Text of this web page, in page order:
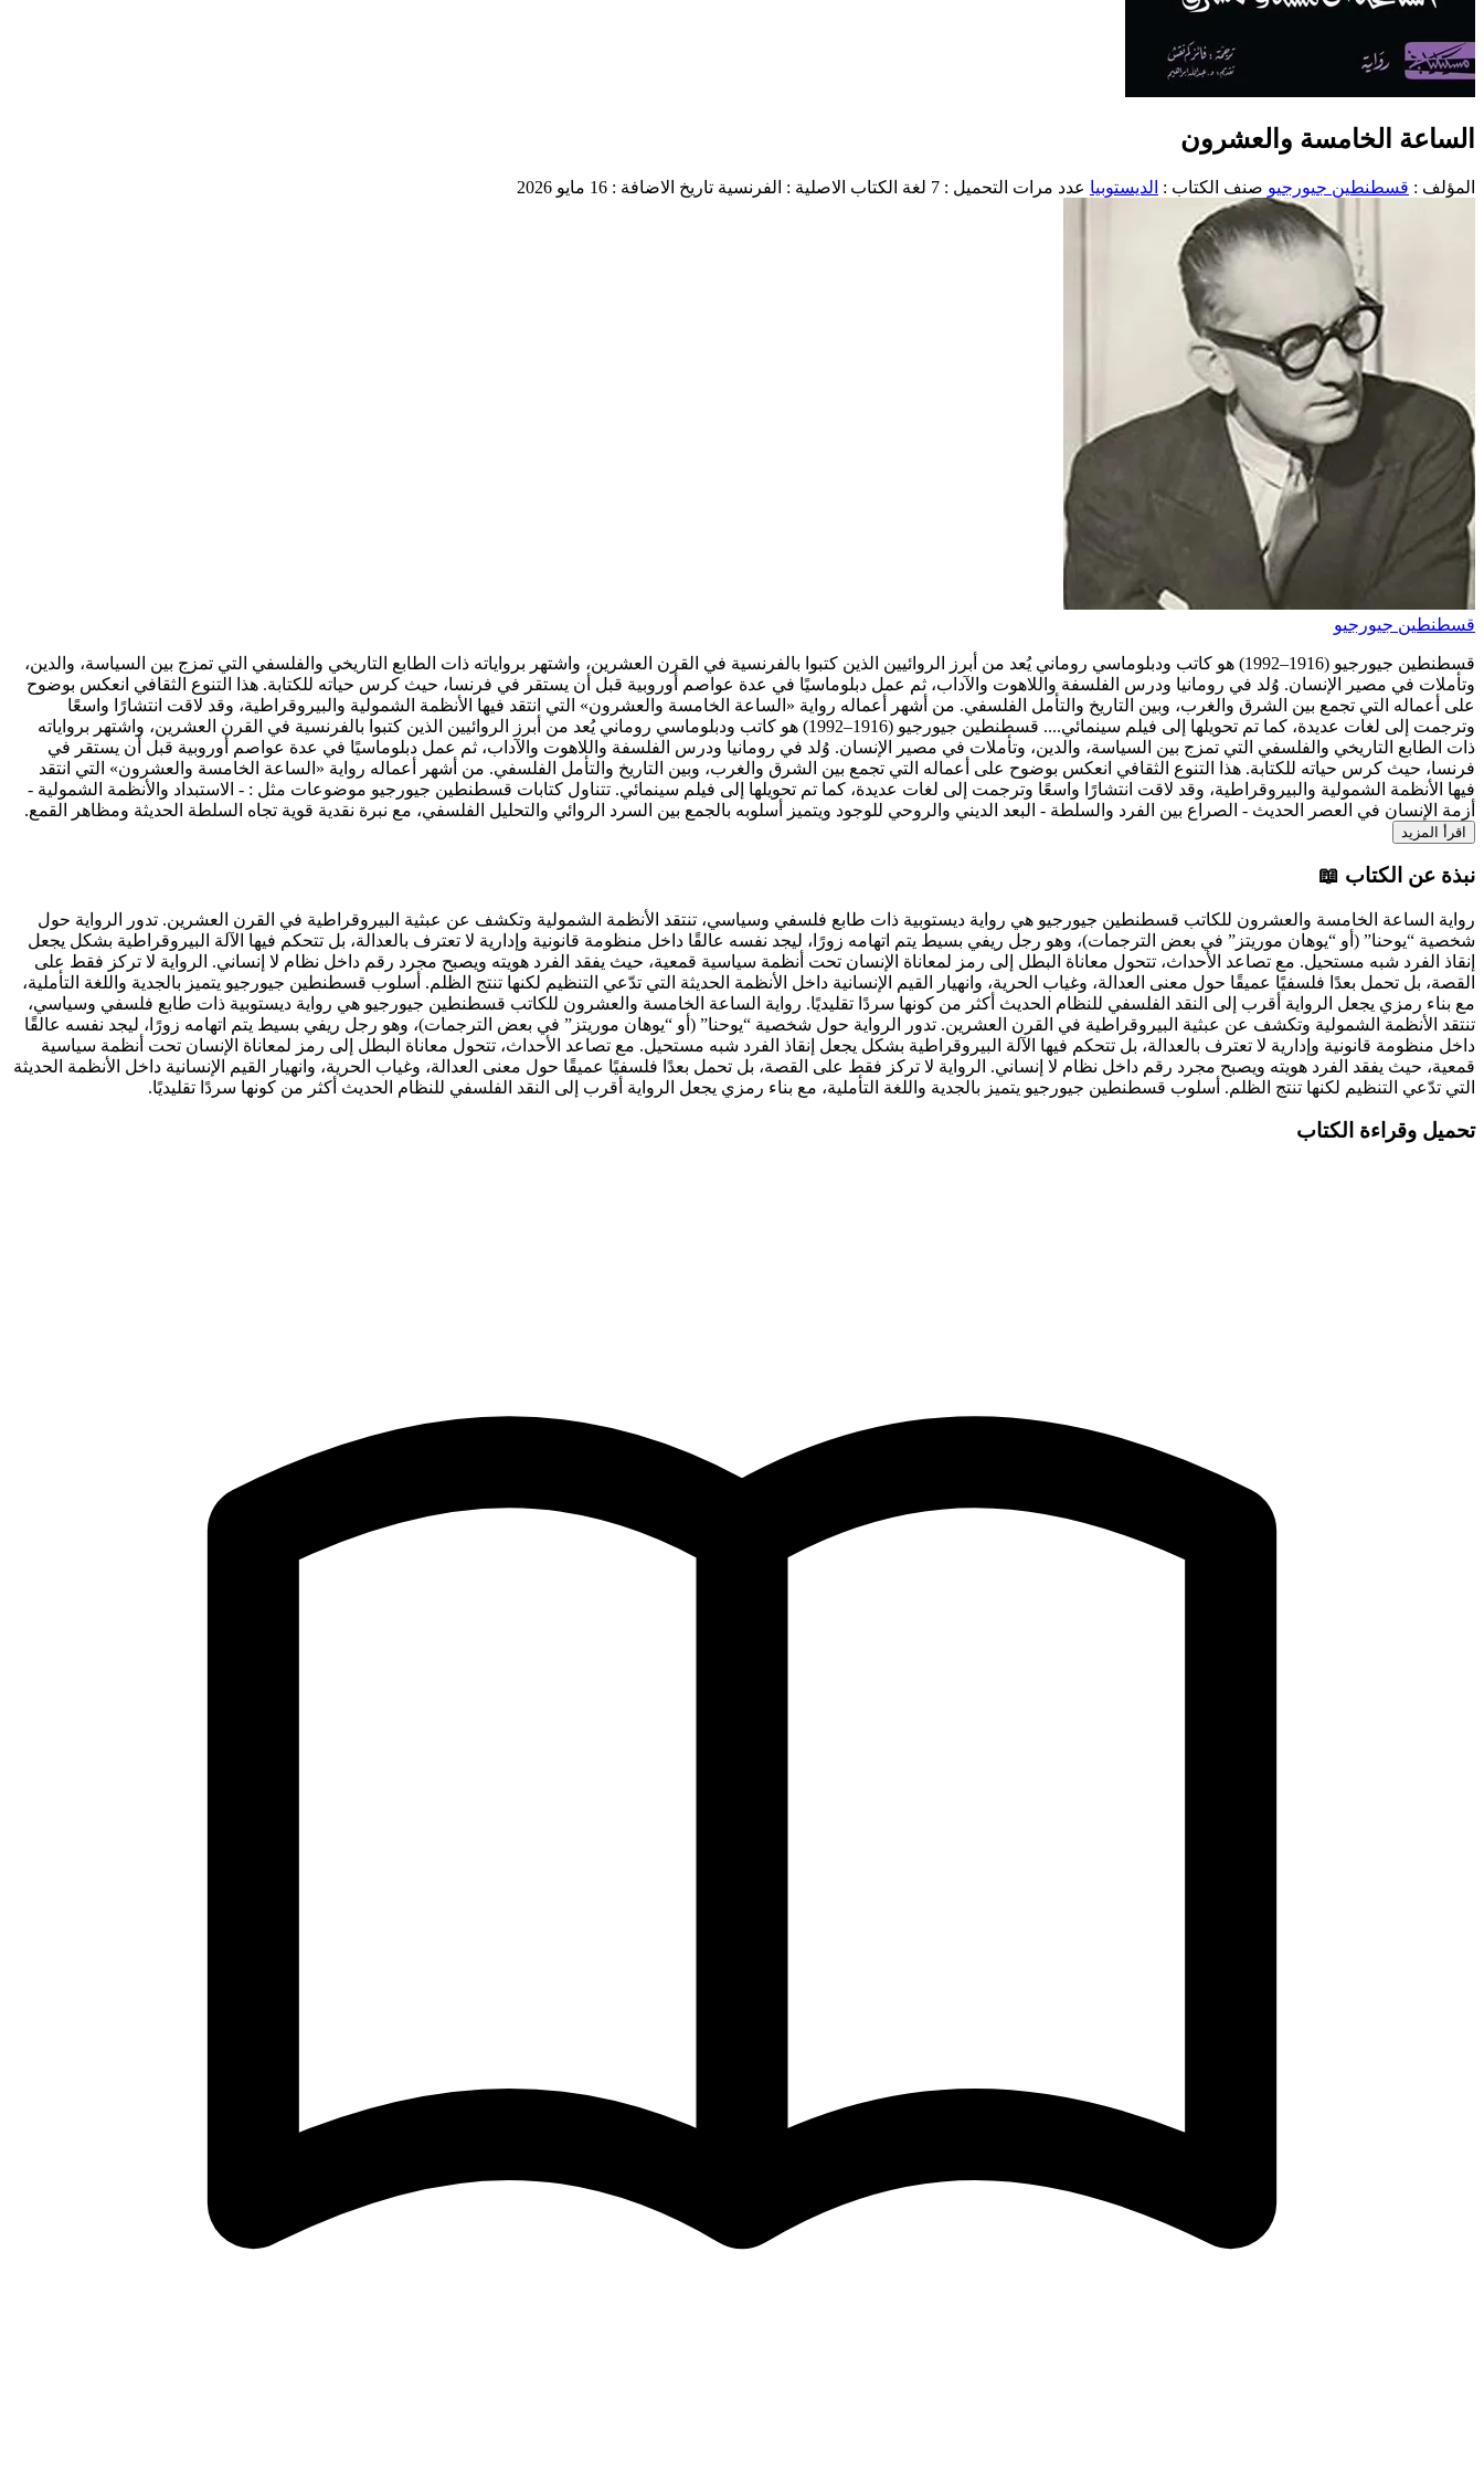
الساعة الخامسة والعشرون
المؤلف : قسطنطين جيورجيو صنف الكتاب : الديستوبيا عدد مرات التحميل : 7 لغة الكتاب الاصلية : الفرنسية تاريخ الاضافة : 16 مايو 2026
قسطنطين جيورجيو
قسطنطين جيورجيو (1916–1992) هو كاتب ودبلوماسي روماني يُعد من أبرز الروائيين الذين كتبوا بالفرنسية في القرن العشرين، واشتهر برواياته ذات الطابع التاريخي والفلسفي التي تمزج بين السياسة، والدين،
وتأملات في مصير الإنسان. وُلد في رومانيا ودرس الفلسفة واللاهوت والآداب، ثم عمل دبلوماسيًا في عدة عواصم أوروبية قبل أن يستقر في فرنسا، حيث كرس حياته للكتابة. هذا التنوع الثقافي انعكس بوضوح
على أعماله التي تجمع بين الشرق والغرب، وبين التاريخ والتأمل الفلسفي. من أشهر أعماله رواية «الساعة الخامسة والعشرون» التي انتقد فيها الأنظمة الشمولية والبيروقراطية، وقد لاقت انتشارًا واسعًا
وترجمت إلى لغات عديدة، كما تم تحويلها إلى فيلم سينمائي....
قسطنطين جيورجيو (1916–1992) هو كاتب ودبلوماسي روماني يُعد من أبرز الروائيين الذين كتبوا بالفرنسية في القرن العشرين، واشتهر برواياته
ذات الطابع التاريخي والفلسفي التي تمزج بين السياسة، والدين، وتأملات في مصير الإنسان. وُلد في رومانيا ودرس الفلسفة واللاهوت والآداب، ثم عمل دبلوماسيًا في عدة عواصم أوروبية قبل أن يستقر في
فرنسا، حيث كرس حياته للكتابة. هذا التنوع الثقافي انعكس بوضوح على أعماله التي تجمع بين الشرق والغرب، وبين التاريخ والتأمل الفلسفي. من أشهر أعماله رواية «الساعة الخامسة والعشرون» التي انتقد
فيها الأنظمة الشمولية والبيروقراطية، وقد لاقت انتشارًا واسعًا وترجمت إلى لغات عديدة، كما تم تحويلها إلى فيلم سينمائي. تتناول كتابات قسطنطين جيورجيو موضوعات مثل : - الاستبداد والأنظمة الشمولية -
أزمة الإنسان في العصر الحديث - الصراع بين الفرد والسلطة - البعد الديني والروحي للوجود ويتميز أسلوبه بالجمع بين السرد الروائي والتحليل الفلسفي، مع نبرة نقدية قوية تجاه السلطة الحديثة ومظاهر القمع.
اقرأ المزيد
نبذة عن الكتاب 📖
رواية الساعة الخامسة والعشرون للكاتب قسطنطين جيورجيو هي رواية ديستوبية ذات طابع فلسفي وسياسي، تنتقد الأنظمة الشمولية وتكشف عن عبثية البيروقراطية في القرن العشرين. تدور الرواية حول
شخصية “يوحنا” (أو “يوهان موريتز” في بعض الترجمات)، وهو رجل ريفي بسيط يتم اتهامه زورًا، ليجد نفسه عالقًا داخل منظومة قانونية وإدارية لا تعترف بالعدالة، بل تتحكم فيها الآلة البيروقراطية بشكل يجعل
إنقاذ الفرد شبه مستحيل. مع تصاعد الأحداث، تتحول معاناة البطل إلى رمز لمعاناة الإنسان تحت أنظمة سياسية قمعية، حيث يفقد الفرد هويته ويصبح مجرد رقم داخل نظام لا إنساني. الرواية لا تركز فقط على
القصة، بل تحمل بعدًا فلسفيًا عميقًا حول معنى العدالة، وغياب الحرية، وانهيار القيم الإنسانية داخل الأنظمة الحديثة التي تدّعي التنظيم لكنها تنتج الظلم. أسلوب قسطنطين جيورجيو يتميز بالجدية واللغة التأملية،
مع بناء رمزي يجعل الرواية أقرب إلى النقد الفلسفي للنظام الحديث أكثر من كونها سردًا تقليديًا. رواية الساعة الخامسة والعشرون للكاتب قسطنطين جيورجيو هي رواية ديستوبية ذات طابع فلسفي وسياسي،
تنتقد الأنظمة الشمولية وتكشف عن عبثية البيروقراطية في القرن العشرين. تدور الرواية حول شخصية “يوحنا” (أو “يوهان موريتز” في بعض الترجمات)، وهو رجل ريفي بسيط يتم اتهامه زورًا، ليجد نفسه عالقًا
داخل منظومة قانونية وإدارية لا تعترف بالعدالة، بل تتحكم فيها الآلة البيروقراطية بشكل يجعل إنقاذ الفرد شبه مستحيل. مع تصاعد الأحداث، تتحول معاناة البطل إلى رمز لمعاناة الإنسان تحت أنظمة سياسية
قمعية، حيث يفقد الفرد هويته ويصبح مجرد رقم داخل نظام لا إنساني. الرواية لا تركز فقط على القصة، بل تحمل بعدًا فلسفيًا عميقًا حول معنى العدالة، وغياب الحرية، وانهيار القيم الإنسانية داخل الأنظمة الحديثة
التي تدّعي التنظيم لكنها تنتج الظلم. أسلوب قسطنطين جيورجيو يتميز بالجدية واللغة التأملية، مع بناء رمزي يجعل الرواية أقرب إلى النقد الفلسفي للنظام الحديث أكثر من كونها سردًا تقليديًا.
تحميل وقراءة الكتاب